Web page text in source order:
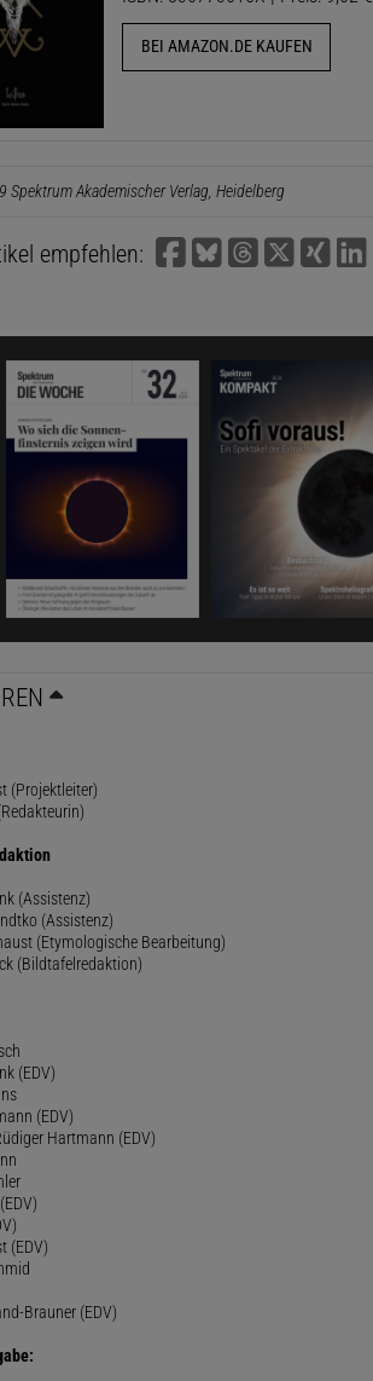
BEI AMAZON.DE KAUFEN
Spektrum Akademischer Verlag, Heidelberg
empfehlen:
(Projektleiter)
(Assistenz)
(Assistenz)
(Etymologische Bearbeitung)
(Bildtafelredaktion)
(EDV)
(EDV)
Hartmann (EDV)
(EDV)
Brauner (EDV)